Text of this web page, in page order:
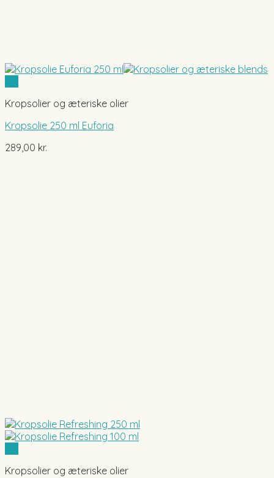
Kropsolier og æteriske olier
Kropsolie 250 ml Euforia
289,00 kr.
Kropsolier og æteriske olier